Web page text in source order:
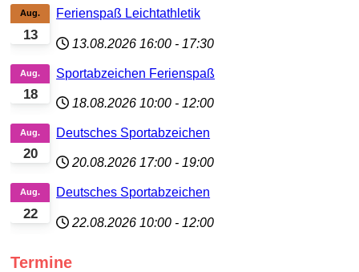
13
Aug. Ferienspaß Leichtathletik
13.08.2026 16:00 - 17:30
18
Aug. Sportabzeichen Ferienspaß
18.08.2026 10:00 - 12:00
20
Aug. Deutsches Sportabzeichen
20.08.2026 17:00 - 19:00
22
Aug. Deutsches Sportabzeichen
22.08.2026 10:00 - 12:00
Termine